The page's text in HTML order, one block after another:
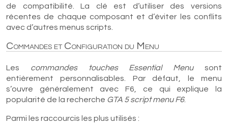
de compatibilité. La clé est d’utiliser des versions
récentes de chaque composant et d’éviter les conflits
avec d’autres menus scripts.
Commandes et Configuration du Menu
Les commandes touches Essential Menusont
entièrement personnalisables. Par défaut, le menu
s’ouvre généralement avec F6, ce qui explique la
popularité de la recherche GTA 5 script menu F6.
Parmi les raccourcis les plus utilisés :